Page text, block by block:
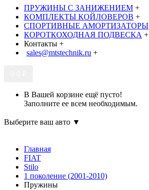
ПРУЖИНЫ С ЗАНИЖЕНИЕМ +
КОМПЛЕКТЫ КОЙЛОВЕРОВ +
СПОРТИВНЫЕ АМОРТИЗАТОРЫ
КОРОТКОХОДНАЯ ПОДВЕСКА +
Контакты +
sales@mtstechnik.ru +
В Вашей корзине ещё пусто!
Заполните ее всем необходимым.
Выберите ваш авто ▼
Главная
FIAT
Stilo
1 поколение (2001-2010)
Пружины